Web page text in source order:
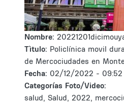
Nombre:
Tìtulo: Policlínica movil
de Mercociudades en
Fecha: 02/12/2022 - 09:52
Categorías Foto/Video:
salud, Salud, 2022,